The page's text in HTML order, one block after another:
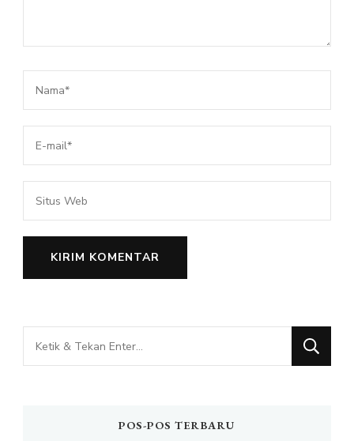
Mencari
Sesuatu?
POS-POS TERBARU